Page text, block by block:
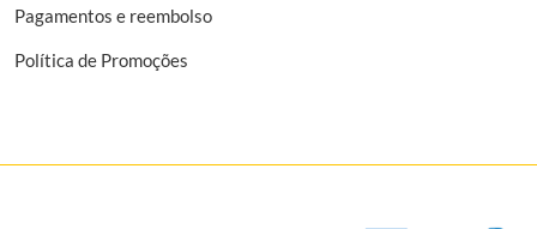
Pagamentos e reembolso
Política de Promoções